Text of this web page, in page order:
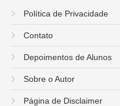
Política de Privacidade
Contato
Depoimentos de Alunos
Sobre o Autor
Página de Disclaimer